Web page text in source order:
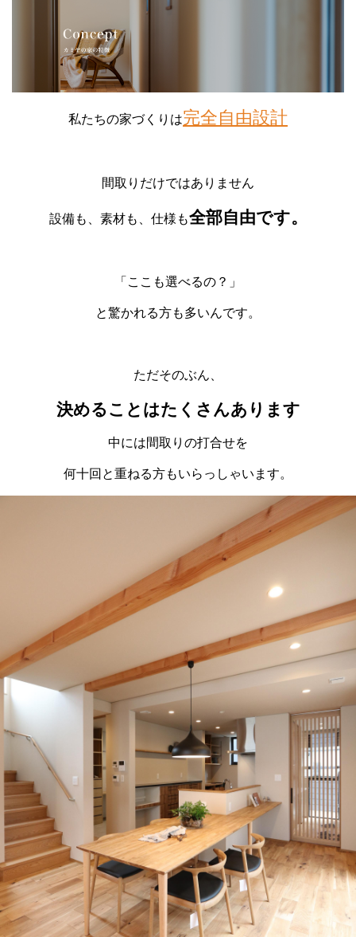
私たちの家づくりは完全自由設計
間取りだけではありません
設備も、素材も、仕様も全部自由です。
「ここも選べるの？」
と驚かれる方も多いんです。
ただそのぶん、
決めることはたくさんあります
中には間取りの打合せを
何十回と重ねる方もいらっしゃいます。